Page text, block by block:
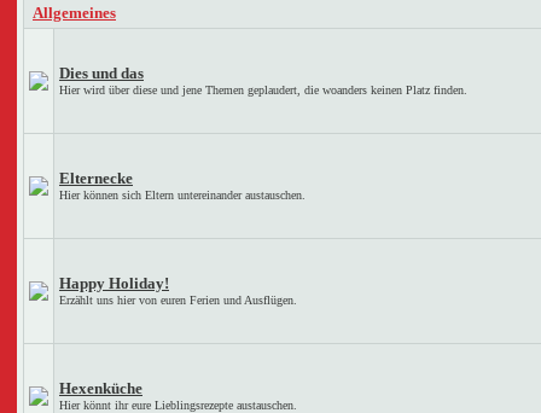
Allgemeines
Dies und das
Hier wird über diese und jene Themen geplaudert, die woanders keinen Platz finden.
Elternecke
Hier können sich Eltern untereinander austauschen.
Happy Holiday!
Erzählt uns hier von euren Ferien und Ausflügen.
Hexenküche
Hier könnt ihr eure Lieblingsrezepte austauschen.